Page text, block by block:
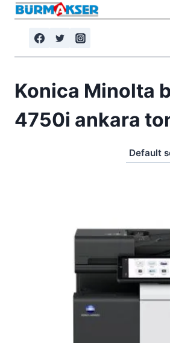
Skip
content
Konica Minolta
4750i ankara